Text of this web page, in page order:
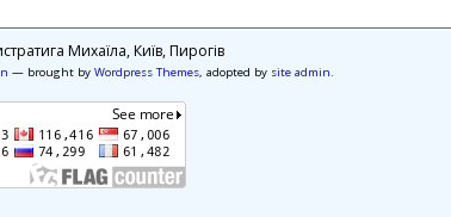
Михаїла, Київ, Пирогів
— brought by Wordpress Themes, adopted by site admin.